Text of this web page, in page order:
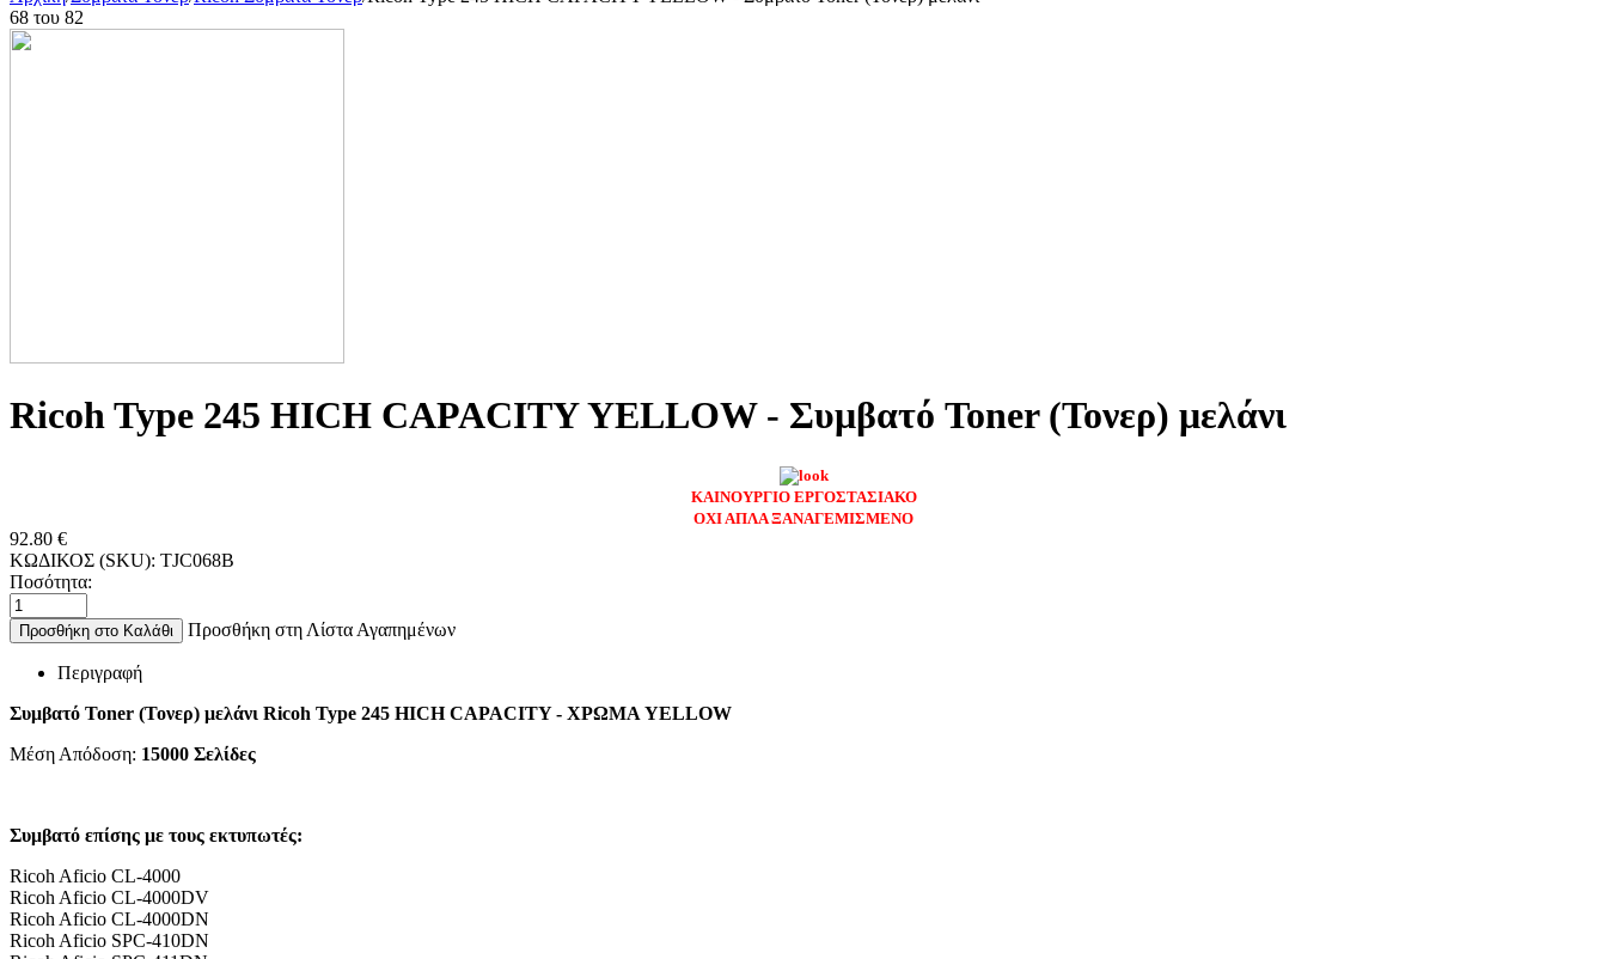
68 του 82
Ricoh Type 245 HICH CAPACITY YELLOW - Συμβατό Toner (Τονερ) μελάνι
ΚΑΙΝΟΥΡΓΙΟ ΕΡΓΟΣΤΑΣΙΑΚΟ
ΟΧΙ ΑΠΛΑ ΞΑΝΑΓΕΜΙΣΜΕΝΟ
92.80 €
ΚΩΔΙΚΟΣ (SKU): TJC068B
Ποσότητα:
Προσθήκη στο Καλάθι Προσθήκη στη Λίστα Αγαπημένων
Περιγραφή
Συμβατό Toner (Τονερ) μελάνι Ricoh Type 245 HICH CAPACITY - ΧΡΩΜΑ YELLOW
Μέση Απόδοση: 15000 Σελίδες
Συμβατό επίσης με τους εκτυπωτές:
Ricoh Aficio CL-4000
Ricoh Aficio CL-4000DV
Ricoh Aficio CL-4000DN
Ricoh Aficio SPC-410DN